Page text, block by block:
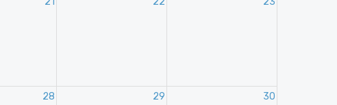
28 29 30